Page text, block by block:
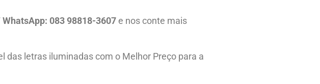
083 98818-3607 e nos conte mais
letras iluminadas com o Melhor Preço para a